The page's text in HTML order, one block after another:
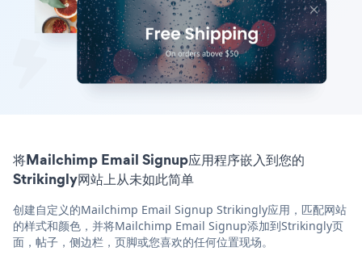
将Mailchimp Email Signup应用程序嵌入到您的
Strikingly网站上从未如此简单
创建自定义的Mailchimp Email Signup Strikingly应用，匹配网站
的样式和颜色，并将Mailchimp Email Signup添加到Strikingly页
面，帖子，侧边栏，页脚或您喜欢的任何位置现场。